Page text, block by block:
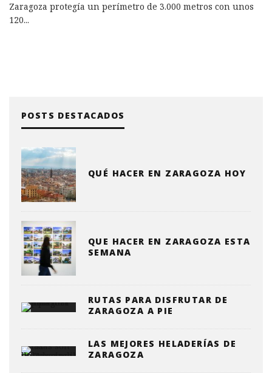
Zaragoza protegía un perímetro de 3.000 metros con unos
120...
POSTS DESTACADOS
QUÉ HACER EN ZARAGOZA HOY
QUE HACER EN ZARAGOZA ESTA
SEMANA
RUTAS PARA DISFRUTAR DE
ZARAGOZA A PIE
LAS MEJORES HELADERÍAS DE
ZARAGOZA